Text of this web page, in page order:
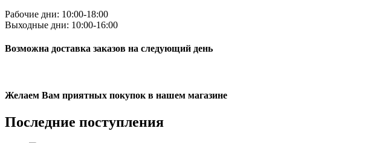
Рабочие дни: 10:00-18:00
Выходные дни: 10:00-16:00
Возможна доставка заказов на следующий день
Желаем Вам приятных покупок в нашем магазине
Последние поступления